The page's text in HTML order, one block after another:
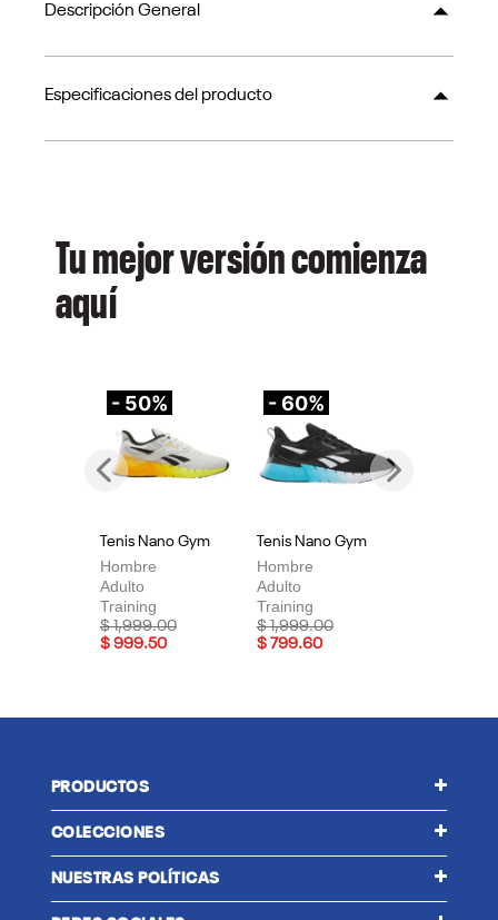
Descripción General
Especificaciones del producto
Tu mejor versión comienza
aquí
- 50%
Tenis Nano Gym
Hombre
Adulto
Training
Price reduced from
$ 1,999.00to
$ 999.50
- 60%
Tenis Nano Gym
Hombre
Adulto
Training
Price reduced from
$ 1,999.00to
$ 799.60
Previous
PRODUCTOS
COLECCIONES
NUESTRAS POLÍTICAS